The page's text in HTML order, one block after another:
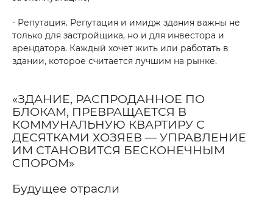
- Репутация. Репутация и имидж здания важны не
только для застройщика, но и для инвестора и
арендатора. Каждый хочет жить или работать в
здании, которое считается лучшим на рынке.
«ЗДАНИЕ, РАСПРОДАННОЕ ПО
БЛОКАМ, ПРЕВРАЩАЕТСЯ В
КОММУНАЛЬНУЮ КВАРТИРУ С
ДЕСЯТКАМИ ХОЗЯЕВ — УПРАВЛЕНИЕ
ИМ СТАНОВИТСЯ БЕСКОНЕЧНЫМ
СПОРОМ»
Будущее отрасли